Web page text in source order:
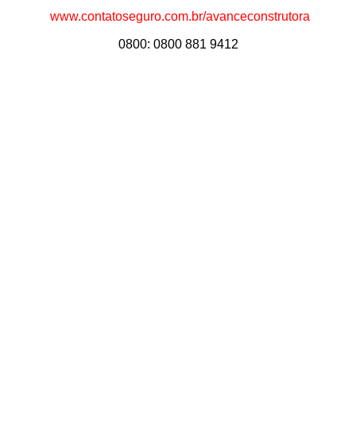
www.contatoseguro.com.br/avanceconstrutora
0800: 0800 881 9412